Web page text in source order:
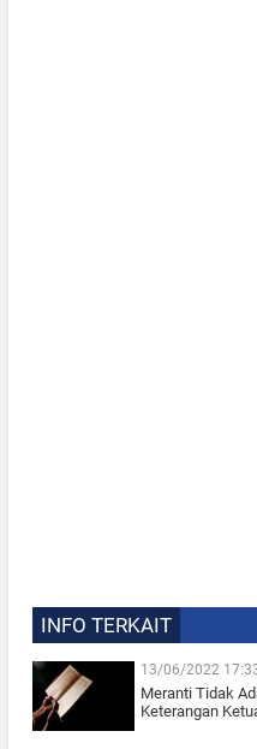
INFO TERKAIT
13/06/2022
Meranti Tidak
Keterangan